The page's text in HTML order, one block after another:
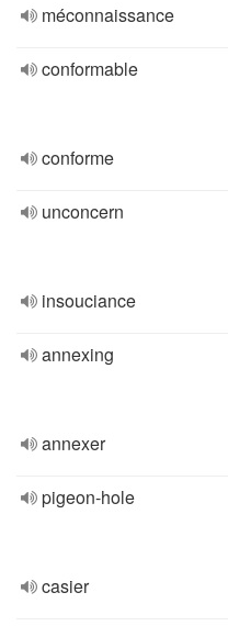
méconnaissance
conformable
conforme
unconcern
insouciance
annexing
annexer
pigeon-hole
casier